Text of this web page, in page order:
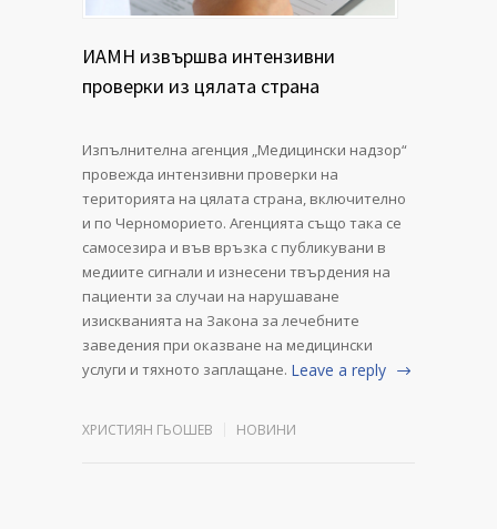
ИАМН извършва интензивни
проверки из цялата страна
Изпълнителна агенция „Медицински надзор“
провежда интензивни проверки на
територията на цялата страна, включително
и по Черноморието. Агенцията също така се
самосезира и във връзка с публикувани в
медиите сигнали и изнесени твърдения на
пациенти за случаи на нарушаване
изискванията на Закона за лечебните
заведения при оказване на медицински
услуги и тяхното заплащане. Leave a reply
ХРИСТИЯН ГЬОШЕВ НОВИНИ